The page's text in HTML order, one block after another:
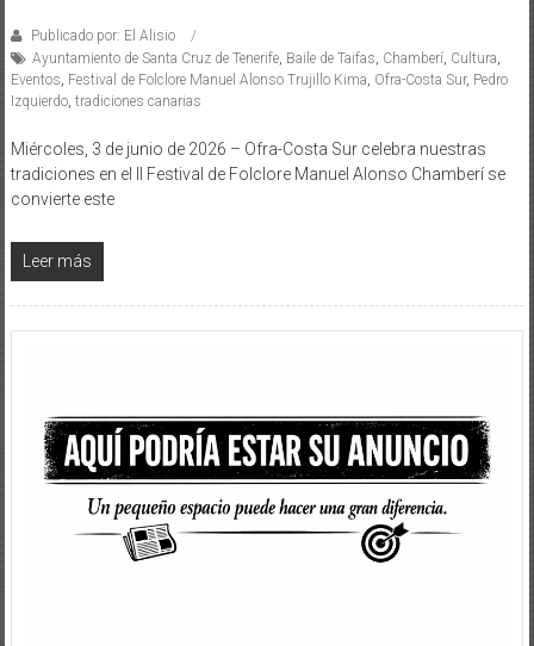
Publicado por: El Alisio
Ayuntamiento de Santa Cruz de Tenerife, Baile de Taifas Chamberí, Cultura
Eventos Festival de Folclore Manuel Alonso Trujillo Kima Ofra-Costa Sur, Pedro
Izquierdo, tradiciones canarias
Miércoles, 3 de junio de 2026 – Ofra-Costa Sur celebra nuestras
tradiciones en el II Festival de Folclore Manuel Alonso Chamberí se
convierte este
Leer más